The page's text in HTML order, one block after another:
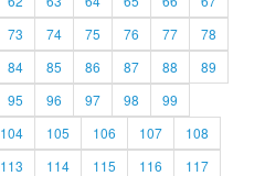
73 74 75 76 77
78
84 85 86 87 88
89
95 96 97 98
99
104 105 106 107
108
113 114 115 116
117